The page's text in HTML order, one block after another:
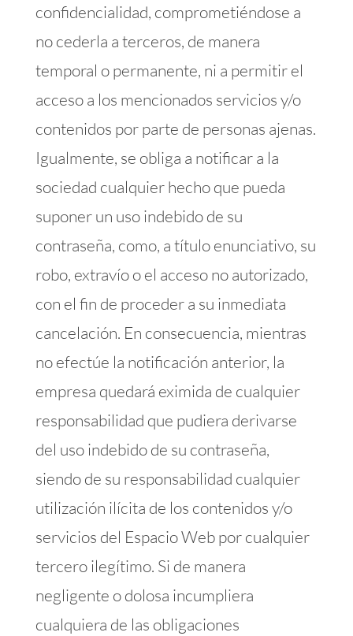
confidencialidad, comprometiéndose a
no cederla a terceros, de manera
temporal o permanente, ni a permitir el
acceso a los mencionados servicios y/o
contenidos por parte de personas ajenas.
Igualmente, se obliga a notificar a la
sociedad cualquier hecho que pueda
suponer un uso indebido de su
contraseña, como, a título enunciativo, su
robo, extravío o el acceso no autorizado,
con el fin de proceder a su inmediata
cancelación. En consecuencia, mientras
no efectúe la notificación anterior, la
empresa quedará eximida de cualquier
responsabilidad que pudiera derivarse
del uso indebido de su contraseña,
siendo de su responsabilidad cualquier
utilización ilícita de los contenidos y/o
servicios del Espacio Web por cualquier
tercero ilegítimo. Si de manera
negligente o dolosa incumpliera
cualquiera de las obligaciones